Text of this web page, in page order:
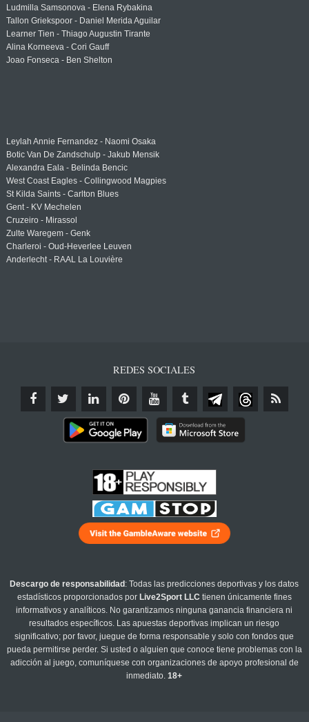
Ludmilla Samsonova - Elena Rybakina
Tallon Griekspoor - Daniel Merida Aguilar
Learner Tien - Thiago Augustin Tirante
Alina Korneeva - Cori Gauff
Joao Fonseca - Ben Shelton
Leylah Annie Fernandez - Naomi Osaka
Botic Van De Zandschulp - Jakub Mensik
Alexandra Eala - Belinda Bencic
West Coast Eagles - Collingwood Magpies
St Kilda Saints - Carlton Blues
Gent - KV Mechelen
Cruzeiro - Mirassol
Zulte Waregem - Genk
Charleroi - Oud-Heverlee Leuven
Anderlecht - RAAL La Louvière
REDES SOCIALES
Descargo de responsabilidad : Todas las predicciones deportivas y los datos
estadísticos proporcionados por Live2Sport LLC tienen únicamente fines
informativos y analíticos. No garantizamos ninguna ganancia financiera ni
resultados específicos. Las apuestas deportivas implican un riesgo
significativo; por favor, juegue de forma responsable y solo con fondos que
pueda permitirse perder. Si usted o alguien que conoce tiene problemas con la
adicción al juego, comuníquese con organizaciones de apoyo profesional de
inmediato.18+